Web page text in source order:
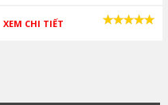
XEM CHI TIẾT